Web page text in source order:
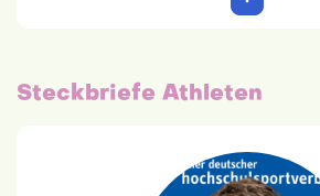
Steckbriefe Athleten
Egor Bogachev